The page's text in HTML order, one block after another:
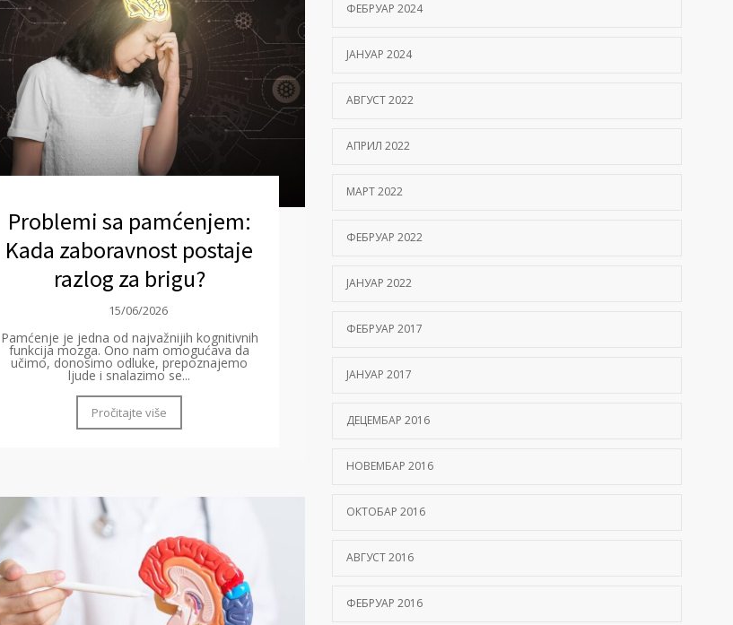
Problemi sa pamćenjem:
Kada zaboravnost postaje
razlog za brigu?
15/06/2026
Pamćenje je jedna od najvažnijih kognitivnih
funkcija mozga. Ono nam omogućava da
učimo, donosimo odluke, prepoznajemo
ljude i snalazimo se...
Pročitajte više
ФЕБРУАР 2024
ЈАНУАР 2024
АВГУСТ 2022
АПРИЛ 2022
МАРТ 2022
ФЕБРУАР 2022
ЈАНУАР 2022
ФЕБРУАР 2017
ЈАНУАР 2017
ДЕЦЕМБАР 2016
НОВЕМБАР 2016
ОКТОБАР 2016
АВГУСТ 2016
ФЕБРУАР 2016